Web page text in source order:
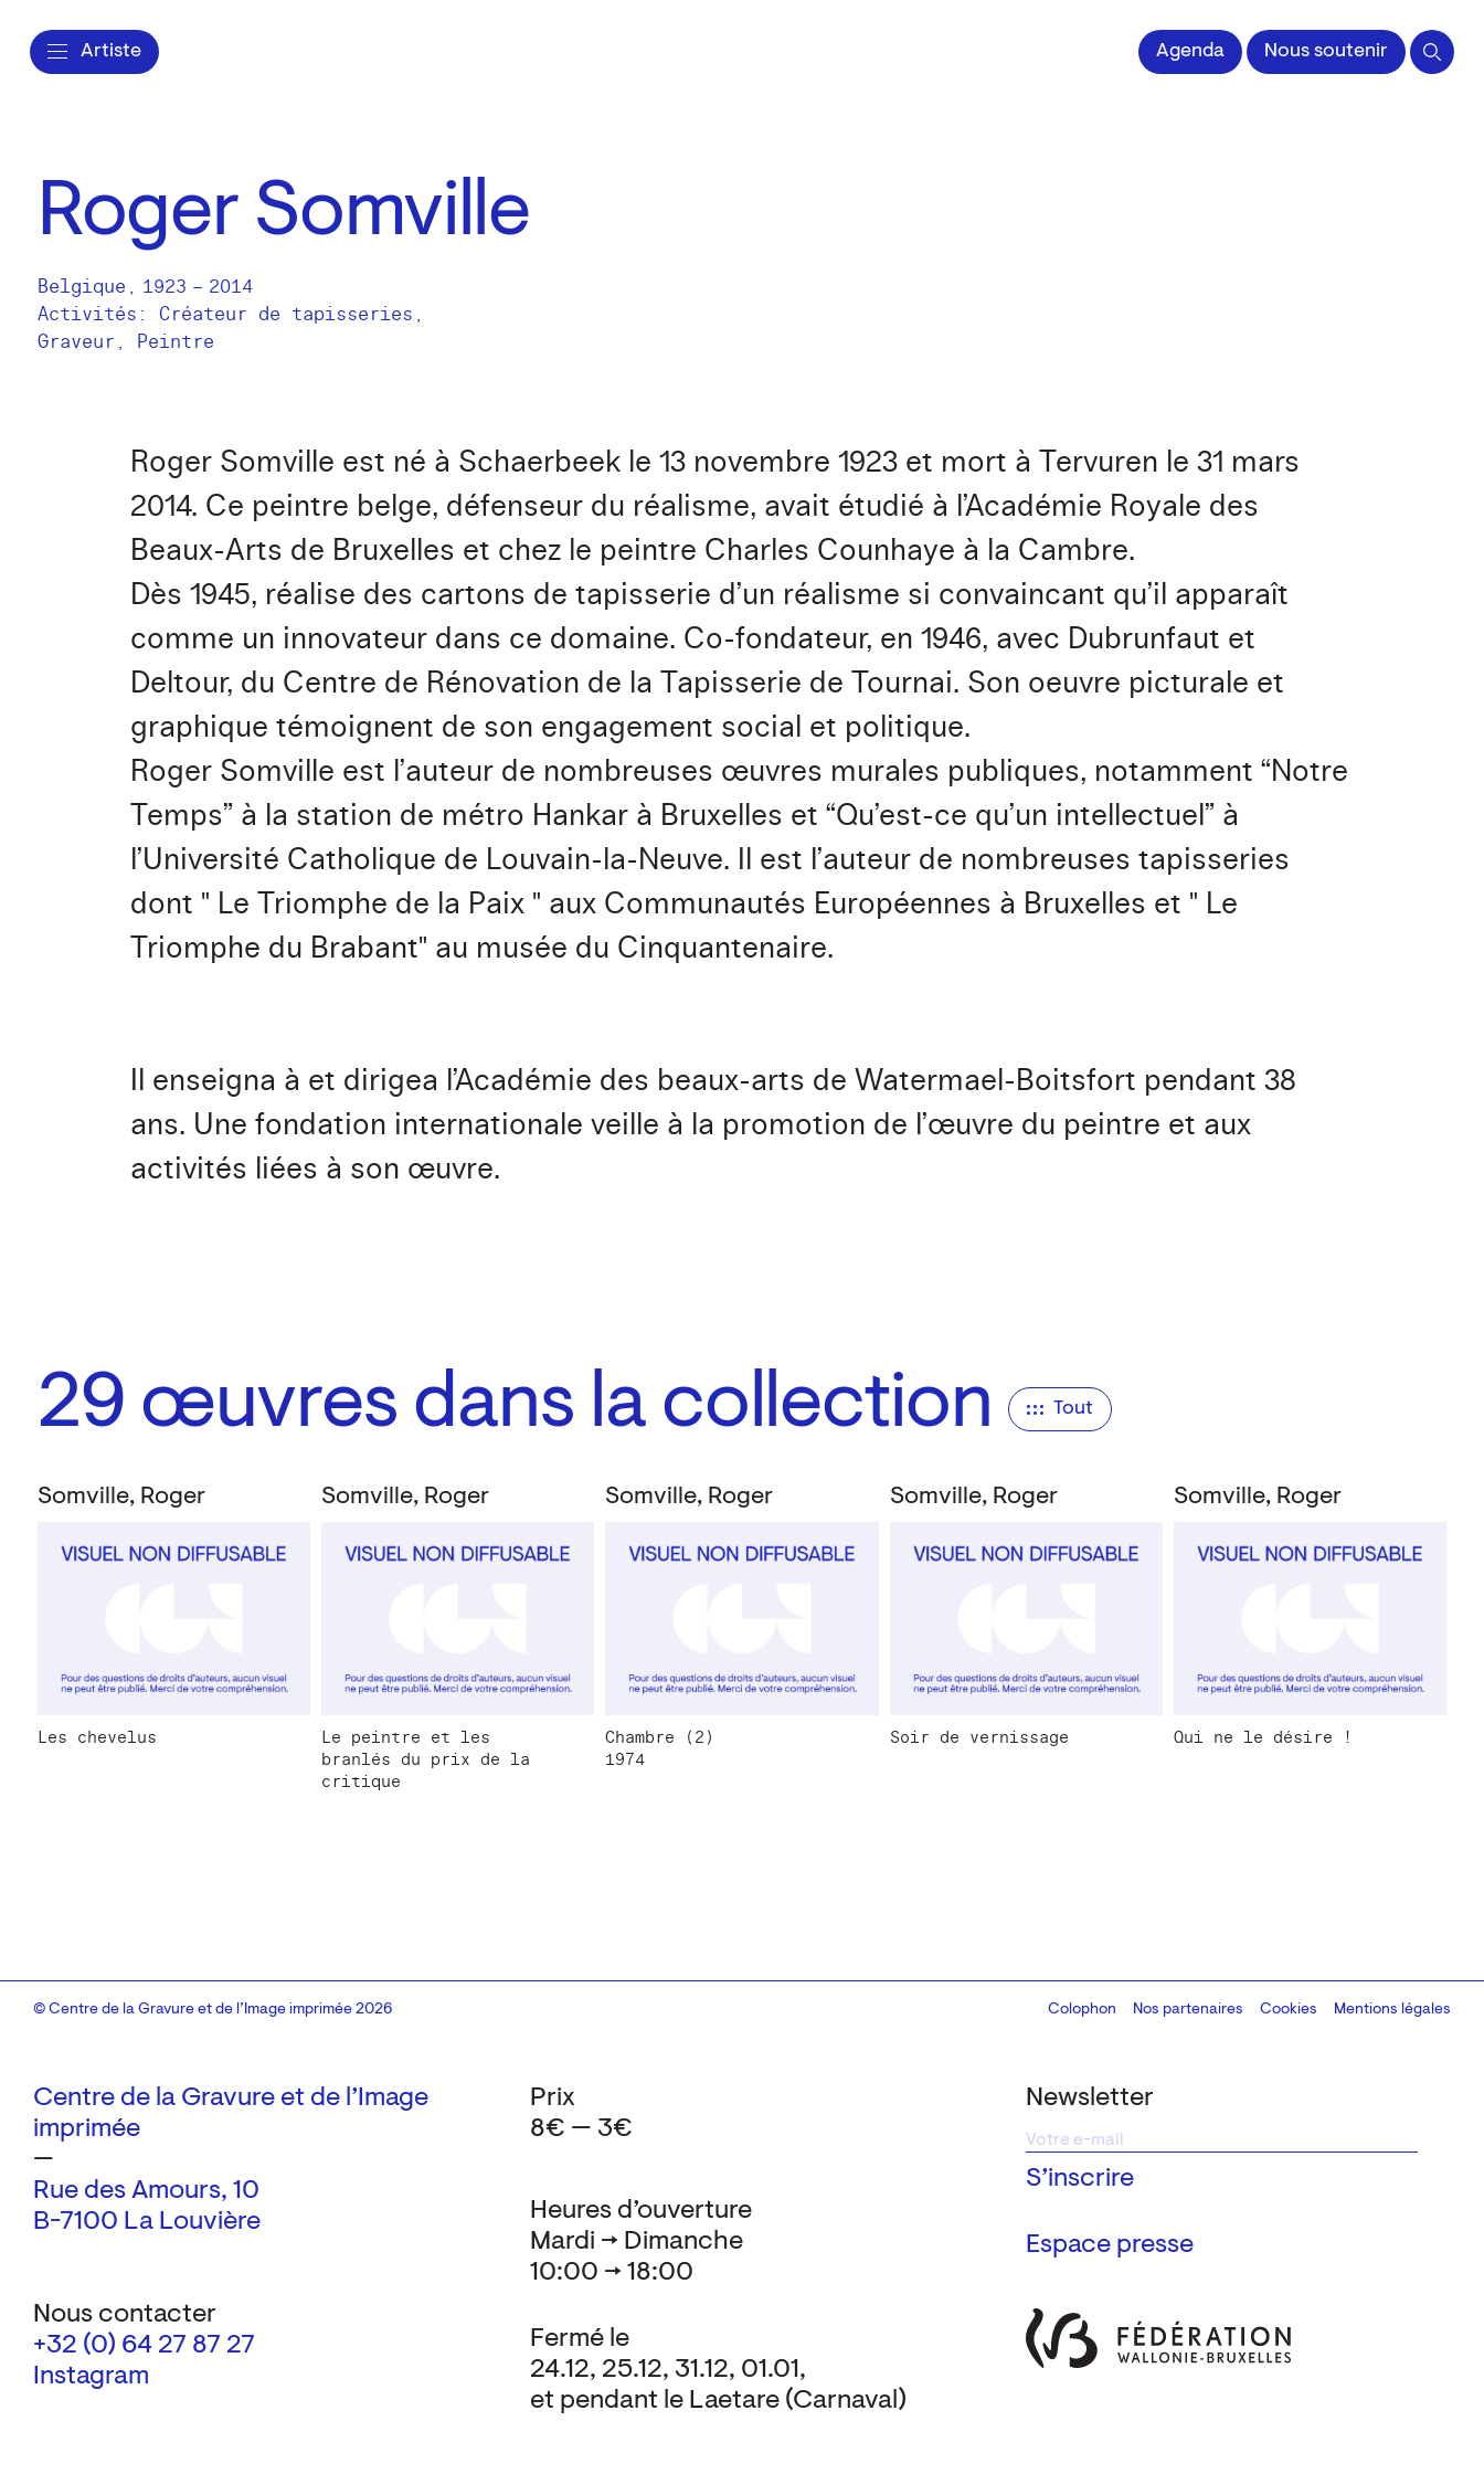
Artiste Agenda Nous soutenir
Roger Somville
Belgique , 1923 – 2014
Activités: Créateur de tapisseries
Graveur
Peintre
Roger Somville est né à Schaerbeek le 13 novembre 1923 et mort à Tervuren le 31 mars
2014. Ce peintre belge, défenseur du réalisme, avait étudié à l’Académie Royale des
Beaux-Arts de Bruxelles et chez le peintre Charles Counhaye à la Cambre.
Dès 1945, réalise des cartons de tapisserie d’un réalisme si convaincant qu’il apparaît
comme un innovateur dans ce domaine. Co-fondateur, en 1946, avec Dubrunfaut et
Deltour, du Centre de Rénovation de la Tapisserie de Tournai. Son oeuvre picturale et
graphique témoignent de son engagement social et politique.
Roger Somville est l’auteur de nombreuses œuvres murales publiques, notamment “Notre
Temps” à la station de métro Hankar à Bruxelles et “Qu’est-ce qu’un intellectuel” à
l’Université Catholique de Louvain-la-Neuve. Il est l’auteur de nombreuses tapisseries
dont " Le Triomphe de la Paix " aux Communautés Européennes à Bruxelles et " Le
Triomphe du Brabant" au musée du Cinquantenaire.
Il enseigna à et dirigea l’Académie des beaux-arts de Watermael-Boitsfort pendant 38
ans. Une fondation internationale veille à la promotion de l’œuvre du peintre et aux
activités liées à son œuvre.
29 œuvres dans la collection Tout
Somville, Roger
Les chevelus
Somville, Roger
Le peintre et les
branlés du prix de la
critique
Somville, Roger
Chambre (2)
1974
Somville, Roger
Soir de vernissage
Somville, Roger
Qui ne le désire !
Centre de la Gravure et de l’Image
imprimée
—
Rue des Amours, 10
B-7100 La Louvière
Nous contacter
+32 (0) 64 27 87 27
Instagram
Newsletter
Espace presse
Heures d’ouverture
Mardi → Dimanche
10:00 → 18:00
Fermé le
24.12, 25.12, 31.12, 01.01,
et pendant le Laetare (Carnaval)
Prix
8€ — 3€
© Centre de la Gravure et de l’Image imprimée 2026 Colophon
Design:Marcel Kaczmarek, code:8080.studio
Nos partenaires Cookies Mentions légales